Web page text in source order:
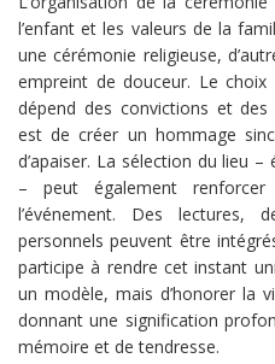
l’enfant et les valeurs de la
une cérémonie religieuse,
empreint de douceur. Le
dépend des convictions et des
est de créer un hommage
d’apaiser. La sélection du lieu
– peut également
l’événement. Des lectures,
personnels peuvent être
participe à rendre cet instant
un modèle, mais d’honorer la
donnant une signification
mémoire et de tendresse.